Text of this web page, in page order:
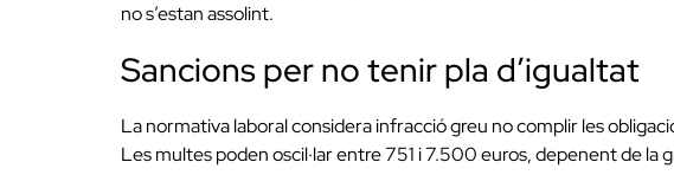
no s’estan assolint.
Sancions per no tenir pla d’igualtat
La normativa laboral considera infracció greu no complir les
Les multes poden oscil·lar entre 751 i 7.500 euros, depenent de la